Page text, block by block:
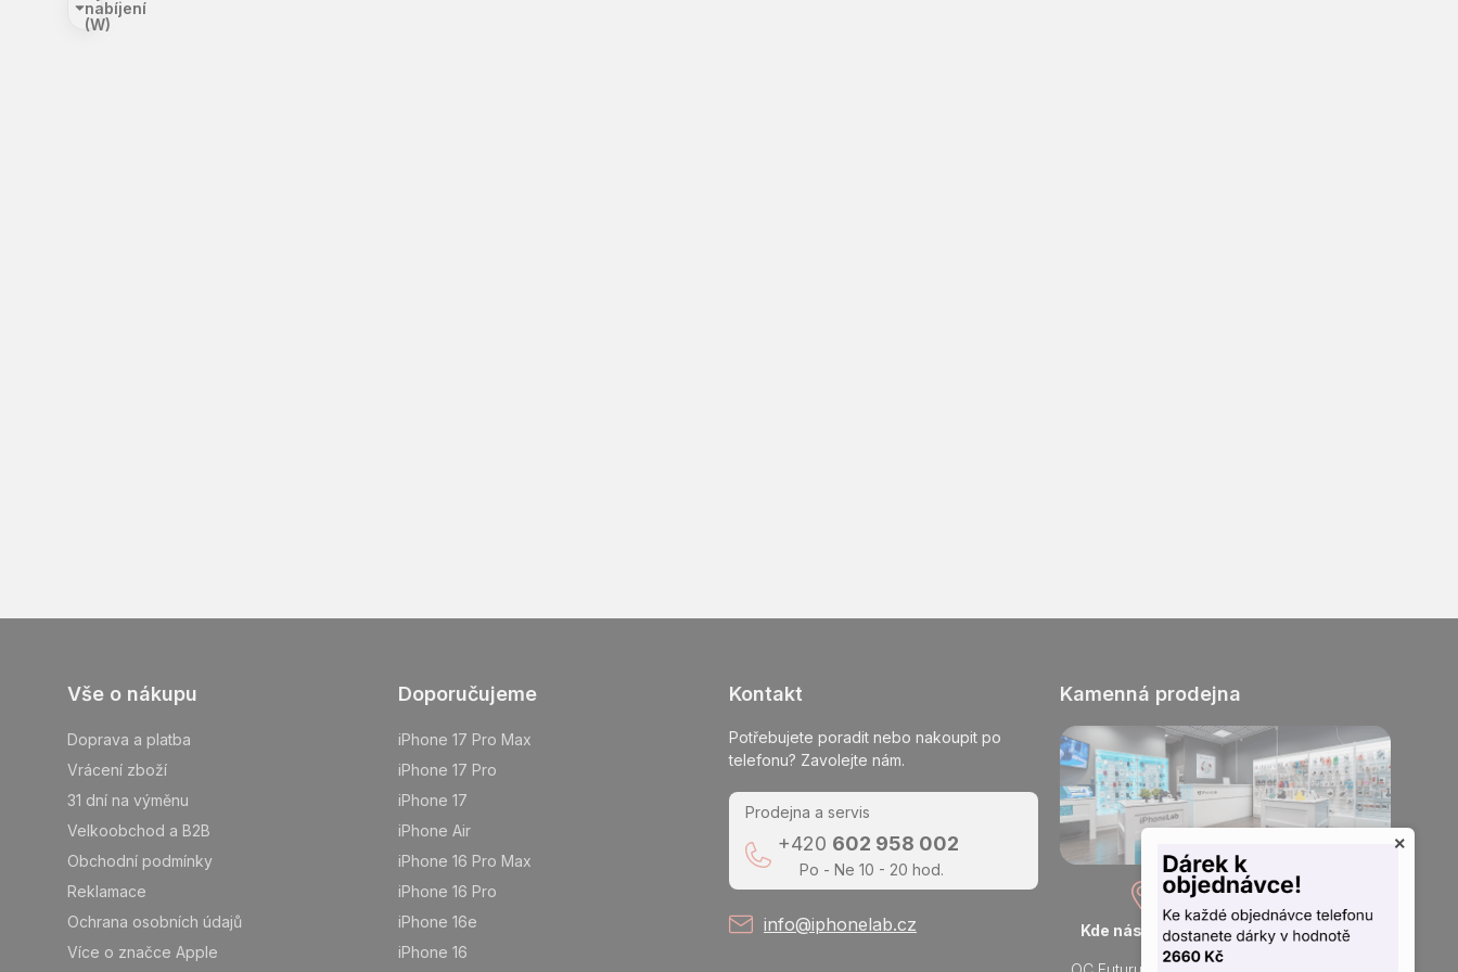
nabíjení
(W)
Vše o nákupu
Doprava a platba
Vrácení zboží
31 dní na výměnu
Velkoobchod a B2B
Obchodní podmínky
Reklamace
Ochrana osobních údajů
Více o značce Apple
Doporučujeme
iPhone 17 Pro Max
iPhone 17 Pro
iPhone 17
iPhone Air
iPhone 16 Pro Max
iPhone 16 Pro
iPhone 16e
iPhone 16
Kontakt
Potřebujete poradit nebo nakoupit po
telefonu? Zavolejte nám.
Prodejna a servis
+420 602 958 002
Po - Ne 10 - 20 hod.
info@iphonelab.cz
Kamenná prodejna
Kde nás najdete Otevřeno každý den
×